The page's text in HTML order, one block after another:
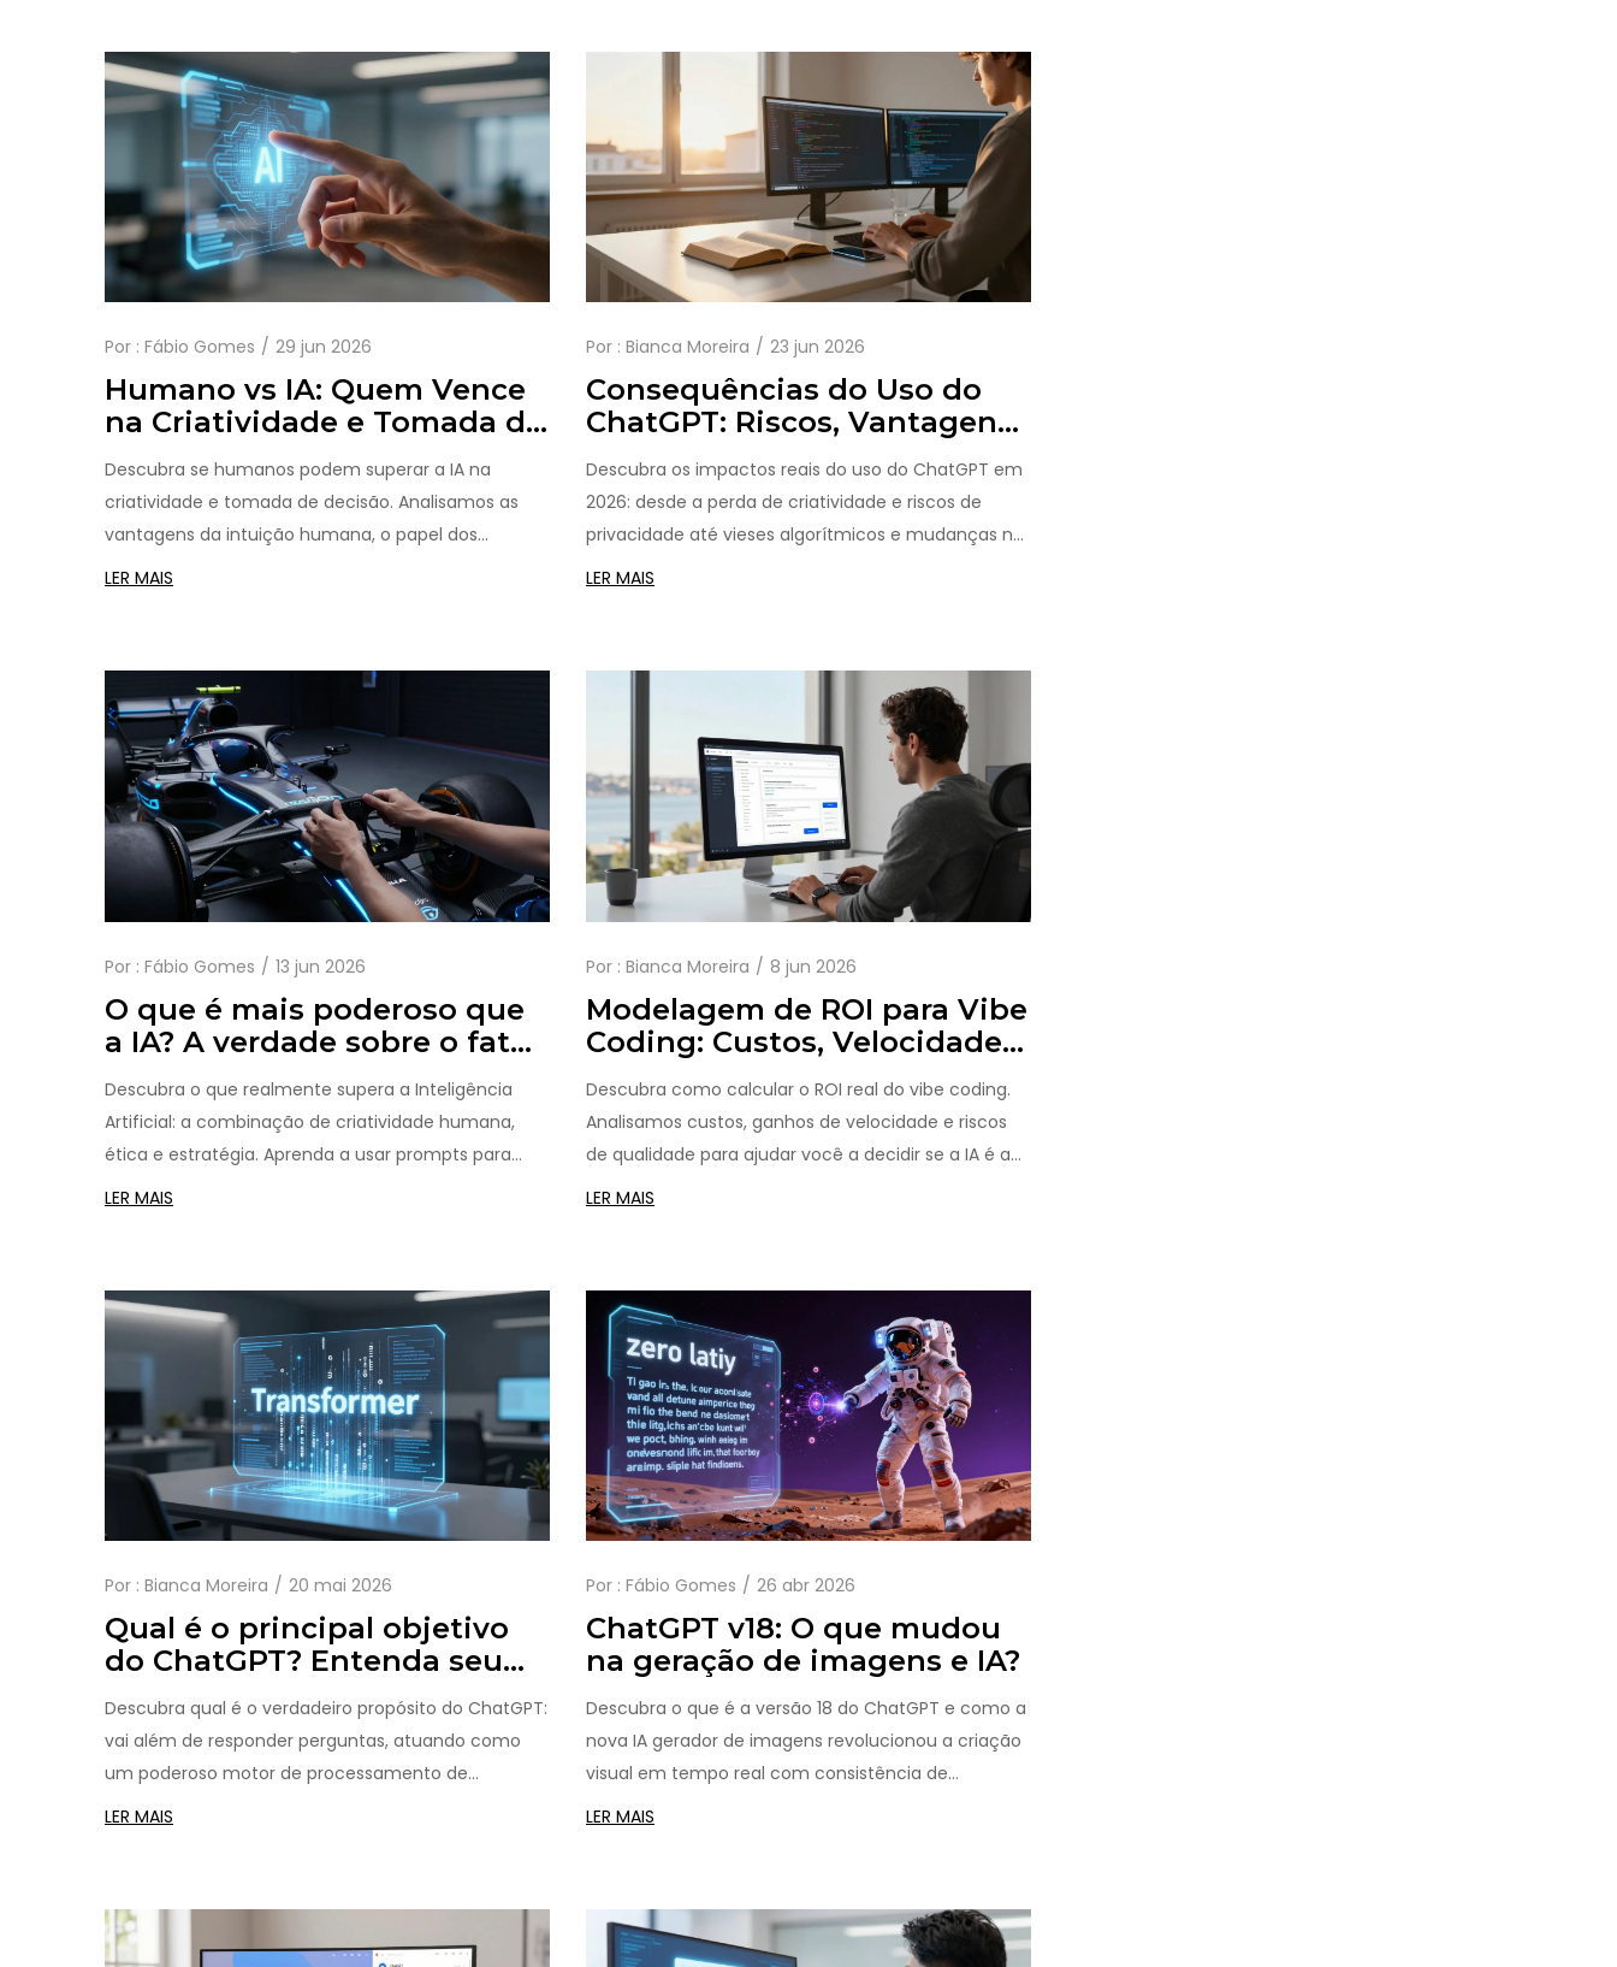
Por : Fábio Gomes 29 jun 2026
Humano vs IA: Quem Vence
na Criatividade e Tomada de
Decisão?
Descubra se humanos podem superar a IA na
criatividade e tomada de decisão. Analisamos as
vantagens da intuição humana, o papel dos
prompts e como colaborar com a tecnologia.
LER MAIS
Por : Bianca Moreira 23 jun 2026
Consequências do Uso do
ChatGPT: Riscos, Vantagens
e Impactos em 2026
Descubra os impactos reais do uso do ChatGPT em
2026: desde a perda de criatividade e riscos de
privacidade até vieses algorítmicos e mudanças no
mercado de trabalho.
LER MAIS
Por : Fábio Gomes 13 jun 2026
O que é mais poderoso que
a IA? A verdade sobre o fator
humano
Descubra o que realmente supera a Inteligência
Artificial: a combinação de criatividade humana,
ética e estratégia. Aprenda a usar prompts para
potencializar seus resultados.
LER MAIS
Por : Bianca Moreira 8 jun 2026
Modelagem de ROI para Vibe
Coding: Custos, Velocidade e
Ganhos de Qualidade
Descubra como calcular o ROI real do vibe coding.
Analisamos custos, ganhos de velocidade e riscos
de qualidade para ajudar você a decidir se a IA é a
melhor opção para seu desenvolvimento de
LER MAIS
Por : Bianca Moreira 20 mai 2026
Qual é o principal objetivo
do ChatGPT? Entenda seu
uso real em 2026
Descubra qual é o verdadeiro propósito do ChatGPT:
vai além de responder perguntas, atuando como
um poderoso motor de processamento de
linguagem natural para aumentar sua produtividade
LER MAIS
Por : Fábio Gomes 26 abr 2026
ChatGPT v18: O que mudou
na geração de imagens e IA?
Descubra o que é a versão 18 do ChatGPT e como a
nova IA gerador de imagens revolucionou a criação
visual em tempo real com consistência de
personagens e precisão ultra HD.
LER MAIS